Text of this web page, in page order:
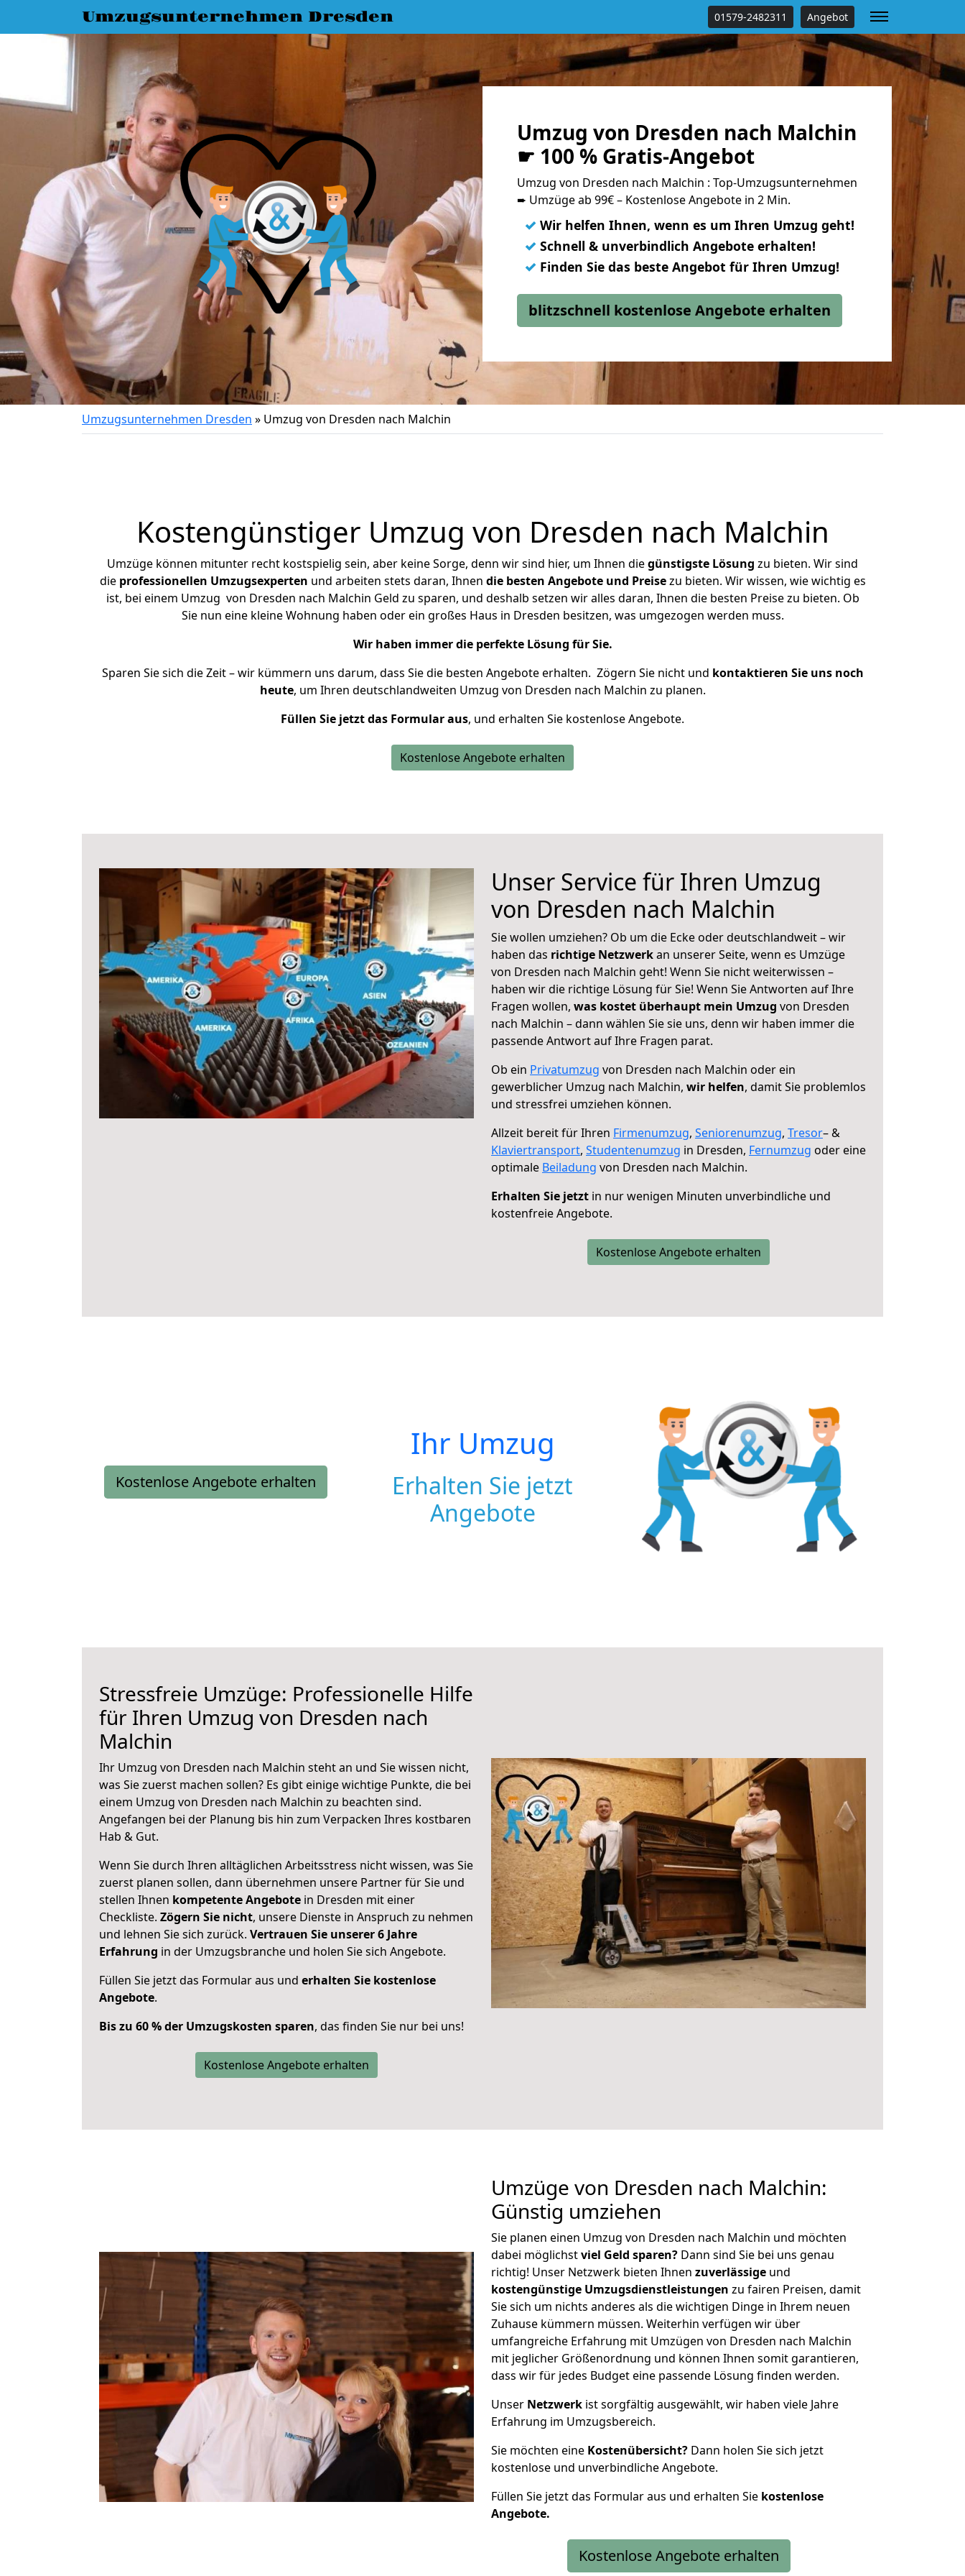
Umzugsunternehmen Dresden 01579-2482311 Angebot
Umzug von Dresden nach Malchin
☛ 100 % Gratis-Angebot
Umzug von Dresden nach Malchin : Top-Umzugsunternehmen
➨ Umzüge ab 99€ – Kostenlose Angebote in 2 Min.
✓ Wir helfen Ihnen, wenn es um Ihren Umzug geht!
✓ Schnell & unverbindlich Angebote erhalten!
✓ Finden Sie das beste Angebot für Ihren Umzug!
blitzschnell kostenlose Angebote erhalten
Umzugsunternehmen Dresden » Umzug von Dresden nach Malchin
Kostengünstiger Umzug von Dresden nach Malchin
Umzüge können mitunter recht kostspielig sein, aber keine Sorge, denn wir sind hier, um Ihnen diegünstigste Lösung zu bieten. Wir sind
die professionellen Umzugsexperten und arbeiten stets daran, Ihnen die besten Angebote und Preisezu bieten. Wir wissen, wie wichtig es
ist, bei einem Umzug von Dresden nach Malchin Geld zu sparen, und deshalb setzen wir alles daran, Ihnen die besten Preise zu bieten. Ob
Sie nun eine kleine Wohnung haben oder ein großes Haus in Dresden besitzen, was umgezogen werden muss.
Wir haben immer die perfekte Lösung für Sie.
Sparen Sie sich die Zeit – wir kümmern uns darum, dass Sie die besten Angebote erhalten. Zögern Sie nicht und kontaktieren Sie uns noch
heute, um Ihren deutschlandweiten Umzug von Dresden nach Malchin zu planen.
Füllen Sie jetzt das Formular aus, und erhalten Sie kostenlose Angebote.
Kostenlose Angebote erhalten
Unser Service für Ihren Umzug
von Dresden nach Malchin
Sie wollen umziehen? Ob um die Ecke oder deutschlandweit – wir
haben das richtige Netzwerkan unserer Seite, wenn es Umzüge
von Dresden nach Malchin geht! Wenn Sie nicht weiterwissen –
haben wir die richtige Lösung für Sie! Wenn Sie Antworten auf Ihre
Fragen wollen, was kostet überhaupt mein Umzug von Dresden
nach Malchin – dann wählen Sie sie uns, denn wir haben immer die
passende Antwort auf Ihre Fragen parat.
Ob ein Privatumzug von Dresden nach Malchin oder ein
gewerblicher Umzug nach Malchin, wir helfen, damit Sie problemlos
und stressfrei umziehen können.
Allzeit bereit für Ihren Firmenumzug, Seniorenumzug, Tresor– &
Klaviertransport, Studentenumzug in Dresden, Fernumzug oder eine
optimale Beiladung von Dresden nach Malchin.
Erhalten Sie jetzt in nur wenigen Minuten unverbindliche und
kostenfreie Angebote.
Kostenlose Angebote erhalten
Kostenlose Angebote erhalten
Ihr Umzug
Erhalten Sie jetzt
Angebote
Stressfreie Umzüge: Professionelle Hilfe
für Ihren Umzug von Dresden nach
Malchin
Ihr Umzug von Dresden nach Malchin steht an und Sie wissen nicht,
was Sie zuerst machen sollen? Es gibt einige wichtige Punkte, die bei
einem Umzug von Dresden nach Malchin zu beachten sind.
Angefangen bei der Planung bis hin zum Verpacken Ihres kostbaren
Hab & Gut.
Wenn Sie durch Ihren alltäglichen Arbeitsstress nicht wissen, was Sie
zuerst planen sollen, dann übernehmen unsere Partner für Sie und
stellen Ihnen kompetente Angebote in Dresden mit einer
Checkliste. Zögern Sie nicht, unsere Dienste in Anspruch zu nehmen
und lehnen Sie sich zurück. Vertrauen Sie unserer 6 Jahre
Erfahrung in der Umzugsbranche und holen Sie sich Angebote.
Füllen Sie jetzt das Formular aus und erhalten Sie kostenlose
Angebote.
Bis zu 60 % der Umzugskosten sparen, das finden Sie nur bei uns!
Kostenlose Angebote erhalten
Umzüge von Dresden nach Malchin:
Günstig umziehen
Sie planen einen Umzug von Dresden nach Malchin und möchten
dabei möglichstviel Geld sparen? Dann sind Sie bei uns genau
richtig! Unser Netzwerk bieten Ihnen zuverlässige und
kostengünstige Umzugsdienstleistungen zu fairen Preisen, damit
Sie sich um nichts anderes als die wichtigen Dinge in Ihrem neuen
Zuhause kümmern müssen. Weiterhin verfügen wir über
umfangreiche Erfahrung mit Umzügen von Dresden nach Malchin
mit jeglicher Größenordnung und können Ihnen somit garantieren,
dass wir für jedes Budget eine passende Lösung finden werden.
Unser Netzwerk ist sorgfältig ausgewählt, wir haben viele Jahre
Erfahrung im Umzugsbereich.
Sie möchten eine Kostenübersicht? Dann holen Sie sich jetzt
kostenlose und unverbindliche Angebote.
Füllen Sie jetzt das Formular aus und erhalten Sie kostenlose
Angebote.
Kostenlose Angebote erhalten